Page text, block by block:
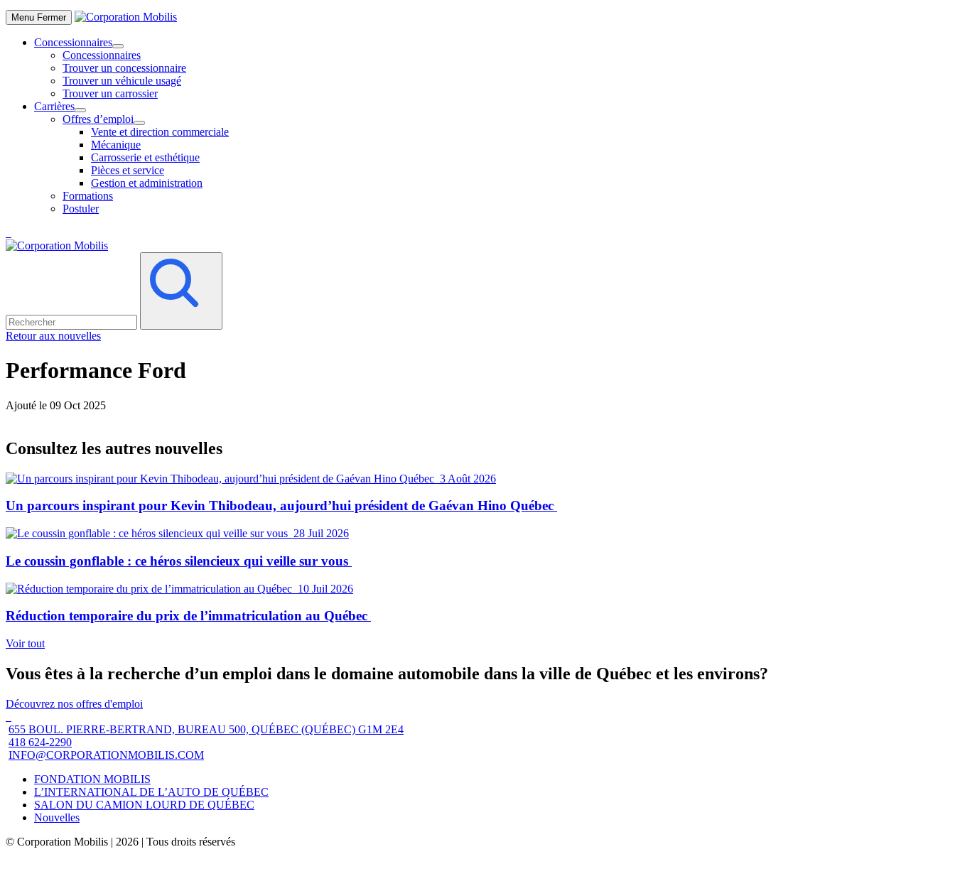
Menu Fermer
Concessionnaires
Concessionnaires
Trouver un concessionnaire
Trouver un véhicule usagé
Trouver un carrossier
Carrières
Offres d’emploi
Vente et direction commerciale
Mécanique
Carrosserie et esthétique
Pièces et service
Gestion et administration
Formations
Postuler
Retour aux nouvelles
Performance Ford
Ajouté le 09 Oct 2025
Consultez les autres nouvelles
3 Août 2026
Un parcours inspirant pour Kevin Thibodeau, aujourd’hui président de Gaévan Hino Québec
28 Juil 2026
Le coussin gonflable : ce héros silencieux qui veille sur vous
10 Juil 2026
Réduction temporaire du prix de l’immatriculation au Québec
Voir tout
Vous êtes à la recherche d’un emploi dans le domaine automobile dans la ville de Québec et les environs?
Découvrez nos offres d'emploi
655 BOUL. PIERRE-BERTRAND, BUREAU 500, QUÉBEC (QUÉBEC) G1M 2E4
418 624-2290
INFO@CORPORATIONMOBILIS.COM
FONDATION MOBILIS
L’INTERNATIONAL DE L’AUTO DE QUÉBEC
SALON DU CAMION LOURD DE QUÉBEC
Nouvelles
© Corporation Mobilis | 2026 | Tous droits réservés